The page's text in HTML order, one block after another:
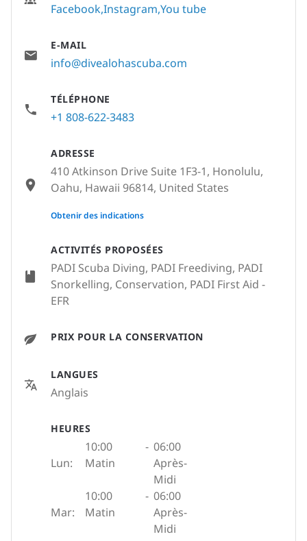
ACTIVITÉS PROPOSÉES
PADI Scuba Diving, PADI Freediving, PADI
Snorkelling, Conservation, PADI First Aid -
EFR
PRIX POUR LA CONSERVATION
LANGUES
Anglais
HEURES
Lun:
10:00
Matin
- 06:00
Après-
Midi
Mar:
10:00
Matin
- 06:00
Après-
Midi
FacebookInstagram You tube
E-MAIL
info@divealohascuba.com
TÉLÉPHONE
+1 808-622-3483
ADRESSE
410 Atkinson Drive Suite 1F3-1, Honolulu,
Oahu, Hawaii 96814, United States
None
Obtenir des indications